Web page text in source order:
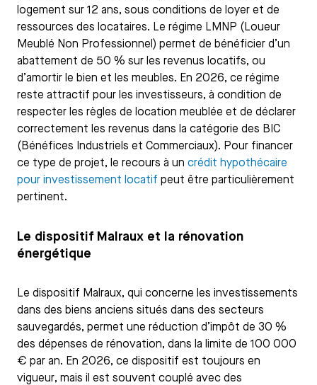
logement sur 12 ans, sous conditions de loyer et de
ressources des locataires. Le régime LMNP (Loueur
Meublé Non Professionnel) permet de bénéficier d’un
abattement de 50 % sur les revenus locatifs, ou
d’amortir le bien et les meubles. En 2026, ce régime
reste attractif pour les investisseurs, à condition de
respecter les règles de location meublée et de déclarer
correctement les revenus dans la catégorie des BIC
(Bénéfices Industriels et Commerciaux). Pour financer
ce type de projet, le recours à un crédit hypothécaire
pour investissement locatif peut être particulièrement
pertinent.
Le dispositif Malraux et la rénovation
énergétique
Le dispositif Malraux, qui concerne les investissements
dans des biens anciens situés dans des secteurs
sauvegardés, permet une réduction d’impôt de 30 %
des dépenses de rénovation, dans la limite de 100 000
€ par an. En 2026, ce dispositif est toujours en
vigueur, mais il est souvent couplé avec des